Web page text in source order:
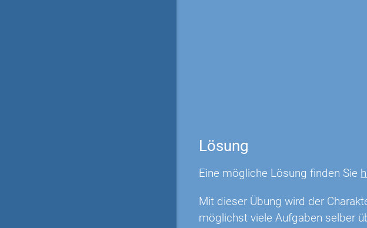
Lösung
Eine mögliche Lösung finden Sie
Mit dieser Übung wird der
möglichst viele Aufgaben selber